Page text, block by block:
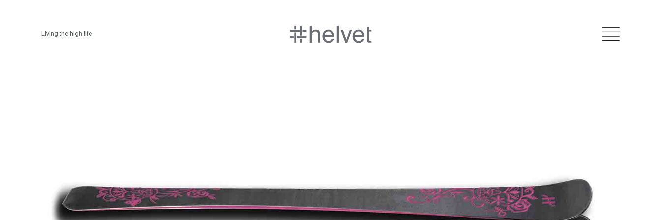
Living the high life